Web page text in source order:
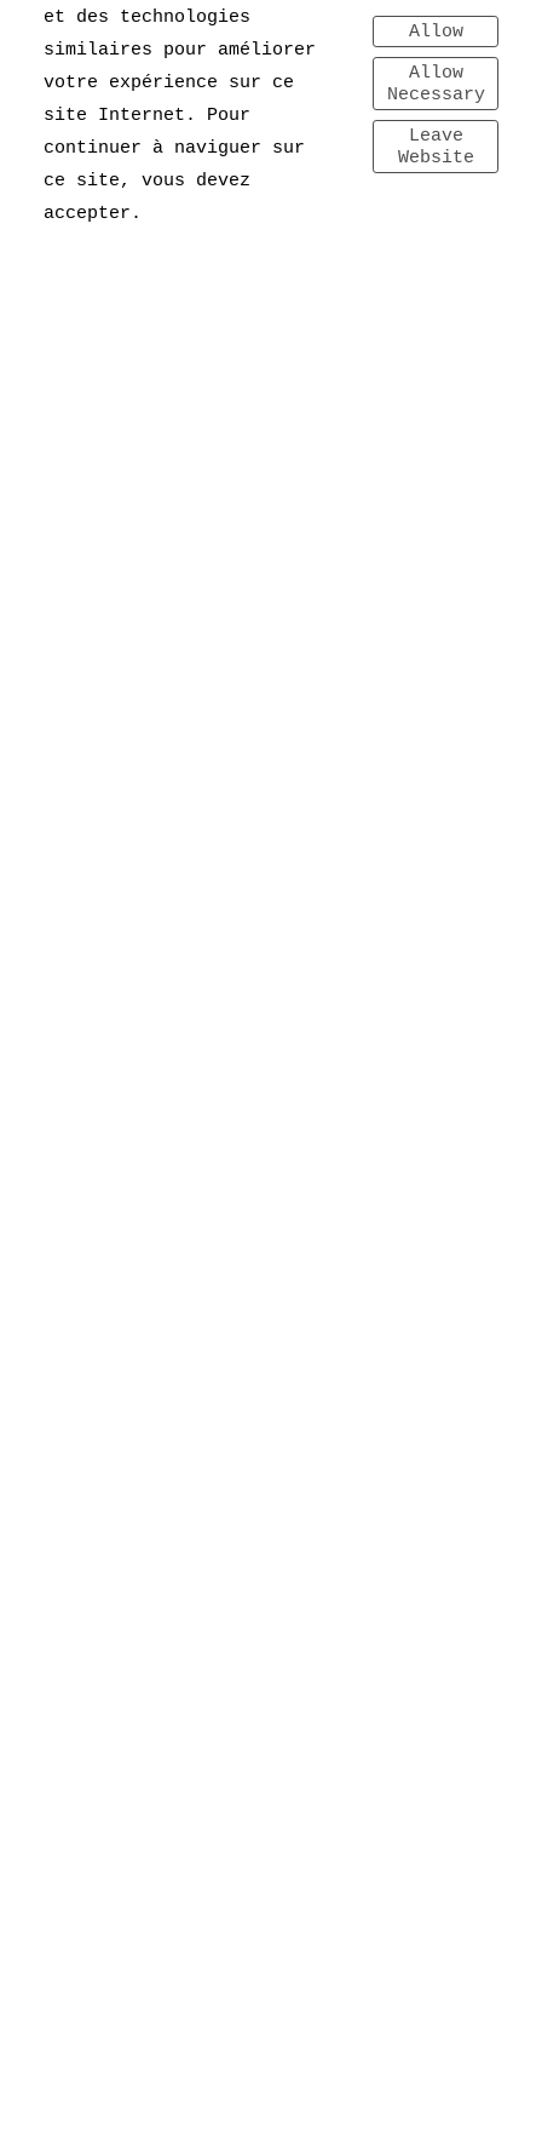
et des technologies
similaires pour améliorer
votre expérience sur ce
site Internet. Pour
continuer à naviguer sur
ce site, vous devez
accepter.
Allow
Allow
Necessary
Leave
Website